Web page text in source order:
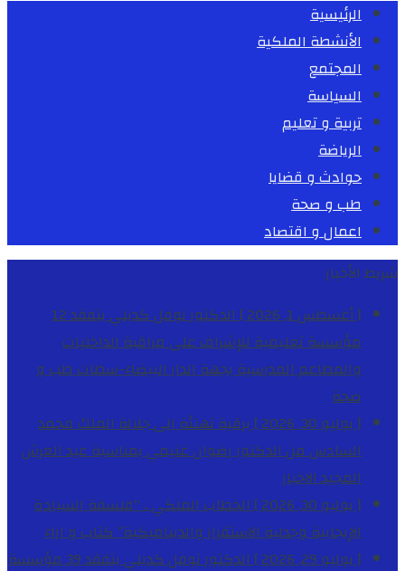
الرئيسية
الأنشطة الملكية
المجتمع
السياسة
تربية و تعليم
الرياضة
حوادث و قضايا
طب و صحة
اعمال و اقتصاد
شريط الأخبار
[ أغسطس 1, 2026 ]
الدكتور نوفل كديلي يتفقد 12
مؤسسة تعليمية للإشراف على مراقبة الداخليات
والمطاعم المدرسية بجهة الدار البيضاء-سطاتطب و
صحة
[ يوليو 30, 2026 ]
برقية تهنئة الى جلالة الملك محمد
السادس من الدكتور رضوان غنيمي بمناسبة عيد العرش
المجيدالاخبار
[ يوليو 30, 2026 ]
الخطاب الملكي .. “فلسفة السيادة
الإيجابية وجدلية الاستقرار والديناميكية”كتاب و اراء
[ يوليو 29, 2026 ]
الدكتور نوفل كديلي يتفقد 39 مؤسسة